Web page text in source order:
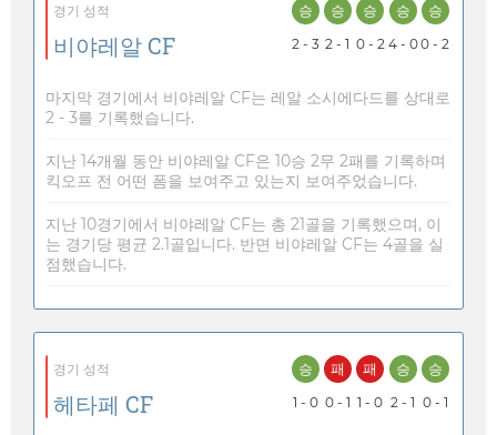
경기 성적
비야레알 CF
승
2 - 3
승
2 - 1
승
0 - 2
승
4 - 0
승
0 - 2
마지막 경기에서 비야레알 CF는 레알 소시에다드를 상대로
2 - 3를 기록했습니다.
지난 14개월 동안 비야레알 CF은 10승 2무 2패를 기록하며
킥오프 전 어떤 폼을 보여주고 있는지 보여주었습니다.
지난 10경기에서 비야레알 CF는 총 21골을 기록했으며, 이
는 경기당 평균 2.1골입니다. 반면 비야레알 CF는 4골을 실
점했습니다.
경기 성적
헤타페 CF
승
1 - 0
패
0 - 1
패
1 - 0
승
2 - 1
승
0 - 1